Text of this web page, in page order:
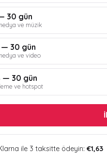
30 gün
ve müzik
— 30 gün
ve video
— 30 gün
ve hotspot
ile 3 taksitte ödeyin: €1,63